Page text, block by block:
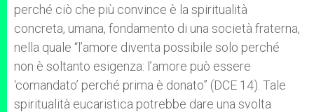
perché ciò che più convince è la spiritualità
concreta, umana, fondamento di una società fraterna,
nella quale “l’amore diventa possibile solo perché
non è soltanto esigenza: l’amore può essere
‘comandato’ perché prima è donato” (DCE 14). Tale
spiritualità eucaristica potrebbe dare una svolta